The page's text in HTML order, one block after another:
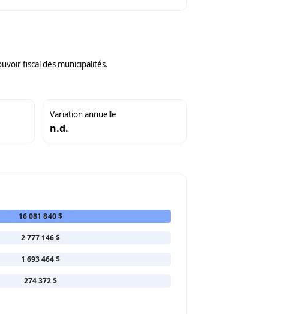
fiscal des municipalités.
Variation annuelle
n.d.
16 081 840 $
2 777 146 $
1 693 464 $
274 372 $